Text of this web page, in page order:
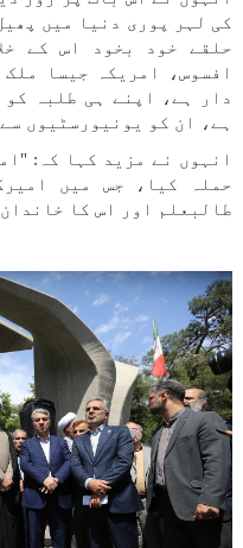
کی لہر پوری دنیا میں
حلقے خود بخود اس کے
افسوس، امریکہ جیسا
دار ہے، اپنے ہی طلبہ کو
ہے، ان کو یونیورسٹیوں
انہوں نے مزید کہا کہ:
حملہ کیا، جس میں
طالبعلم اور اس کا